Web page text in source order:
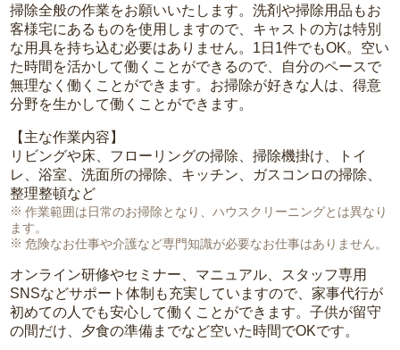
掃除全般の作業をお願いいたします。洗剤や掃除用品もお
客様宅にあるものを使用しますので、キャストの方は特別
な用具を持ち込む必要はありません。1日1件でもOK。空い
た時間を活かして働くことができるので、自分のペースで
無理なく働くことができます。お掃除が好きな人は、得意
分野を生かして働くことができます。
【主な作業内容】
リビングや床、フローリングの掃除、掃除機掛け、トイ
レ、浴室、洗面所の掃除、キッチン、ガスコンロの掃除、
整理整頓など
作業範囲は日常のお掃除となり、ハウスクリーニングとは異なり
ます。
危険なお仕事や介護など専門知識が必要なお仕事はありません。
オンライン研修やセミナー、マニュアル、スタッフ専用
SNSなどサポート体制も充実していますので、家事代行が
初めての人でも安心して働くことができます。子供が留守
の間だけ、夕食の準備までなど空いた時間でOKです。